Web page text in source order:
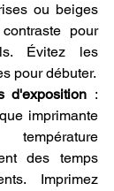
ou beiges
pour
Évitez les
pour débuter.
d'exposition :
imprimante
des temps
Imprimez